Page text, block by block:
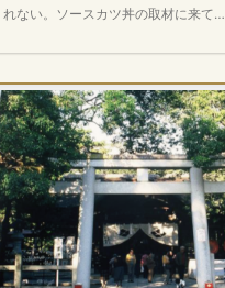
れない。ソースカツ丼の取材に来て…